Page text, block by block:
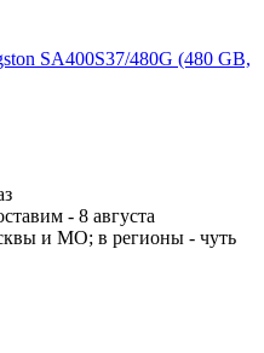
SA400S37/480G (480 GB,
- 8 августа
и МО; в регионы - чуть